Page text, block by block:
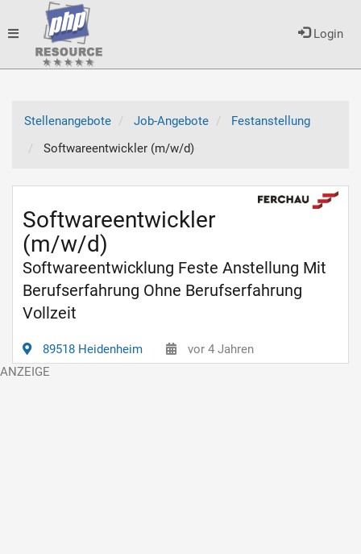
Login
Toggle
Stellenangebote
Job-Angebote
Festanstellung
Softwareentwickler (m/w/d)
Softwareentwickler
(m/w/d)
Softwareentwicklung Feste Anstellung Mit
Berufserfahrung Ohne Berufserfahrung
Vollzeit
89518 Heidenheim vor 4 Jahren